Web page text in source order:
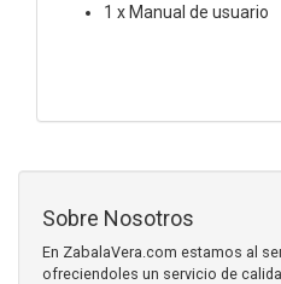
1 x Manual de usuario
Sobre Nosotros
En ZabalaVera.com estamos al
ofreciendoles un servicio de